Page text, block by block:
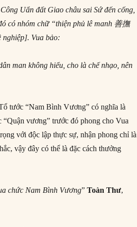
Uẩn đất Giao châu sai Sứ đến cống,
có nhóm chữ “thiện phủ lê manh 善撫
nghiệp]. Vua bảo:
man không hiểu, cho là chế nhạo, nên
tước “Nam Bình Vương” có nghĩa là
vương” trước đó phong cho Vua
với độc lập thực sự, nhận phong chỉ là
vậy đây có thể là đặc cách thưởng
chức Nam Bình Vương”Toàn Thư,